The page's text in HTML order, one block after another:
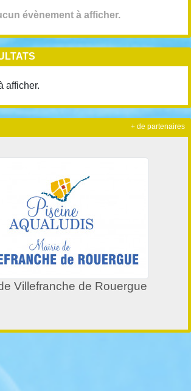
évènement à afficher.
afficher.
Villefranche de Rouergue
+ de partenaires